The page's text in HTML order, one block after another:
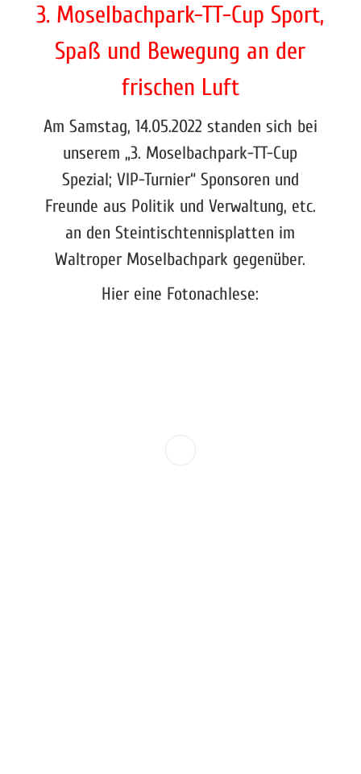
3. Moselbachpark-TT-Cup Sport,
Spaß und Bewegung an der
frischen Luft
Am Samstag, 14.05.2022 standen sich bei
unserem „3. Moselbachpark-TT-Cup
Spezial; VIP-Turnier“ Sponsoren und
Freunde aus Politik und Verwaltung, etc.
an den Steintischtennisplatten im
Waltroper Moselbachpark gegenüber.
Hier eine Fotonachlese: